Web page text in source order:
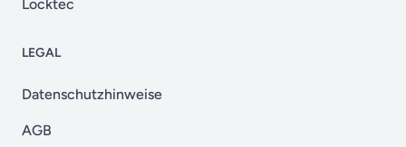
Locktec
LEGAL
Datenschutzhinweise
AGB